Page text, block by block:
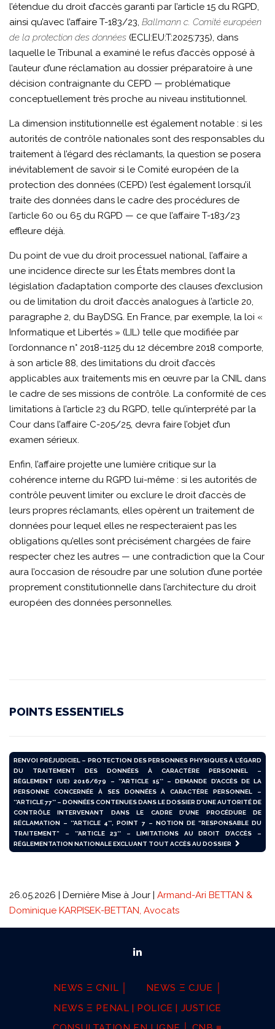
l’étendue du droit d’accès garanti par l’article 15 du RGPD,
ainsi qu’avec l’affaire T-183/23, Ballmann c. Comité européen
de la protection des données (ECLI:EU:T:2025:735), dans
laquelle le Tribunal a examiné le refus d’accès opposé à
l’auteur d’une réclamation au dossier préparatoire à une
décision contraignante du CEPD — problématique
conceptuellement très proche au niveau institutionnel.
La dimension institutionnelle est également notable : si les
autorités de contrôle nationales sont des responsables du
traitement à l’égard des réclamants, la question se posera
inévitablement de savoir si le Comité européen de la
protection des données (CEPD) l’est également lorsqu’il
traite des données dans le cadre des procédures de
l’article 60 ou 65 du RGPD — ce que l’affaire T-183/23
effleure déjà.
Du point de vue du droit processuel national, l’affaire a
une incidence directe sur les États membres dont la
législation d’adaptation comporte des clauses d’exclusion
ou de limitation du droit d’accès analogues à l’article 20,
paragraphe 2, du BayDSG. En France, par exemple, la loi «
Informatique et Libertés » (LIL) telle que modifiée par
l’ordonnance n° 2018-1125 du 12 décembre 2018 comporte,
à son article 88, des limitations du droit d’accès
applicables aux traitements mis en œuvre par la CNIL dans
le cadre de ses missions de contrôle. La conformité de ces
limitations à l’article 23 du RGPD, telle qu’interprété par la
Cour dans l’affaire C-205/25, devra faire l’objet d’un
examen sérieux.
Enfin, l’affaire projette une lumière critique sur la
cohérence interne du RGPD lui-même : si les autorités de
contrôle peuvent limiter ou exclure le droit d’accès de
leurs propres réclamants, elles opèrent un traitement de
données pour lequel elles ne respecteraient pas les
obligations qu’elles sont précisément chargées de faire
respecter chez les autres — une contradiction que la Cour
aura l’occasion de résoudre par une solution d’une portée
proprement constitutionnelle dans l’architecture du droit
européen des données personnelles.
POINTS ESSENTIELS
RENVOI PRÉJUDICIEL – PROTECTION DES PERSONNES PHYSIQUES À L’ÉGARD
DU TRAITEMENT DES DONNÉES À CARACTÈRE PERSONNEL –
RÈGLEMENT (UE) 2016/679 – **ARTICLE 15** – DEMANDE D’ACCÈS DE LA
PERSONNE CONCERNÉE À SES DONNÉES À CARACTÈRE PERSONNEL –
**ARTICLE 77** – DONNÉES CONTENUES DANS LE DOSSIER D’UNE AUTORITÉ DE
CONTRÔLE INTERVENANT DANS LE CADRE D’UNE PROCÉDURE DE
RÉCLAMATION – **ARTICLE 4**, POINT 7 – NOTION DE “RESPONSABLE DU
TRAITEMENT” – **ARTICLE 23** – LIMITATIONS AU DROIT D’ACCÈS –
RÉGLEMENTATION NATIONALE EXCLUANT TOUT ACCÈS AU DOSSIER
26.05.2026 | Dernière Mise à Jour | Armand-Ari BETTAN &
Dominique KARPISEK-BETTAN, Avocats
NEWS Ξ CNIL │
NEWS Ξ CJUE │
NEWS Ξ PENAL | POLICE | JUSTICE